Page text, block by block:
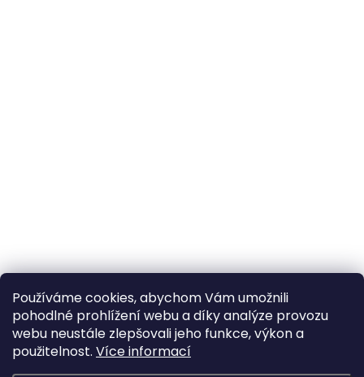
Používáme cookies, abychom Vám umožnili
pohodlné prohlížení webu a díky analýze provozu
webu neustále zlepšovali jeho funkce, výkon a
použitelnost. Více informací